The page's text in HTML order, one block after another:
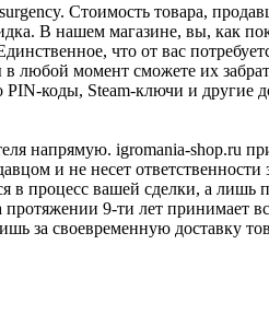
Стоимость товара,
В нашем магазине, вы, как
что от вас
любой момент сможете их
коды, Steam-ключи и
напрямую. igromania-shop.ru
и не несет
в процесс вашей сделки, а лишь
протяжении 9-ти лет
за своевременную доставку